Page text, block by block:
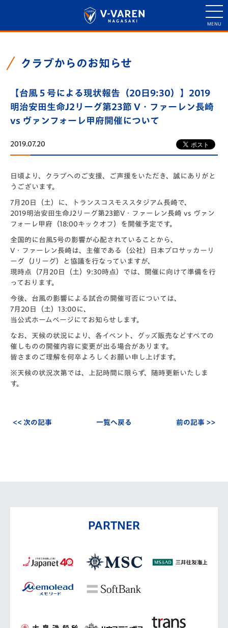
クラブからのお知らせ
【台風５号による現状報告（20日9:30）】2019
明治安田生命J2リーグ第23節 V・ファーレン長崎
vs ヴァンフォーレ甲府開催について
2019.07.20
日頃より、クラブへのご支援、ご声援をいただき、誠にありがと
うございます。
7月20日（土）に、トランスコスモススタジアム長崎で、
2019明治安田生命J2リーグ第23節V・ファーレン長崎 vs ヴァン
フォーレ甲府（18:00キックオフ）を開催予定です。
全国的に台風5号の影響が心配されていることから、
V・ファーレン長崎は、主催である（公社）日本プロサッカーリ
ーグ（Jリーグ）と協議を行なっていますが、
現時点（7月20日（土）9:30時点）では、開催に向けて準備を行
っております。
今後、台風の影響による試合の開催可否については、
7月20日（土）13:00に、
当公式ホームページにてお知らせします。
なお、天候の状況により、各イベント、グッズ販売などすべての
催しものの開催内容に変更が出る場合があります。
皆さまのご理解を何卒よろしくお願い申し上げます。
※天候の状況次第では、上記時間に限らず、随時更新いたしま
す。
<< 次の記事 一覧へ戻る 前の記事 >>
PARTNER